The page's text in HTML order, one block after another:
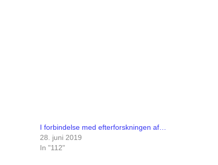
I forbindelse med efterforskningen af…
28. juni 2019
In "112"